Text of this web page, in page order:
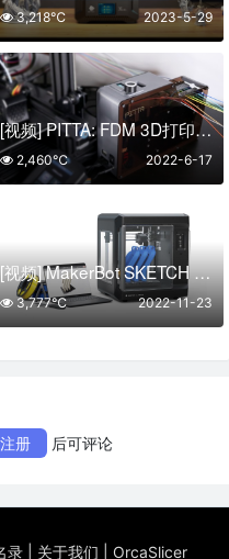
2023-5-29
3,218℃
[视频] PITTA: FDM 3D打印机的8色3D打印模块
2022-6-17
2,460℃
[视频] MakerBot SKETCH Large – 更大更大胆
2022-11-23
3,777℃
注册 后可评论
录| 关于我们 OrcaSlicer